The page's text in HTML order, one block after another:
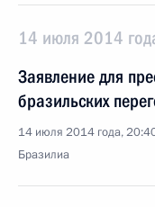
14 июля 2014
Заявление для
бразильских
14 июля 2014 года,
Бразилиа